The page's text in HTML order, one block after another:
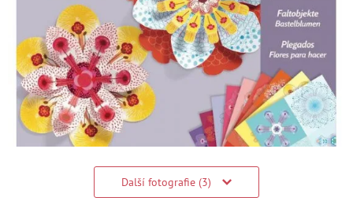
Další fotografie (3)